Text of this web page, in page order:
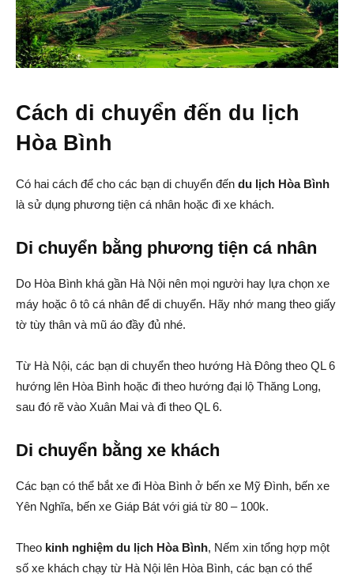
Cách di chuyển đến du lịch
Hòa Bình
Có hai cách để cho các bạn di chuyển đến du lịch Hòa Bình
là sử dụng phương tiện cá nhân hoặc đi xe khách.
Di chuyển bằng phương tiện cá nhân
Do Hòa Bình khá gần Hà Nội nên mọi người hay lựa chọn xe
máy hoặc ô tô cá nhân để di chuyển. Hãy nhớ mang theo giấy
tờ tùy thân và mũ áo đầy đủ nhé.
Từ Hà Nội, các bạn di chuyển theo hướng Hà Đông theo QL 6
hướng lên Hòa Bình hoặc đi theo hướng đại lộ Thăng Long,
sau đó rẽ vào Xuân Mai và đi theo QL 6.
Di chuyển bằng xe khách
Các bạn có thể bắt xe đi Hòa Bình ở bến xe Mỹ Đình, bến xe
Yên Nghĩa, bến xe Giáp Bát với giá từ 80 – 100k.
Theo kinh nghiệm du lịch Hòa Bình, Nếm xin tổng hợp một
số xe khách chạy từ Hà Nội lên Hòa Bình, các bạn có thể